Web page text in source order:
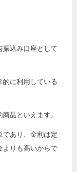
振込み口座として
的に利用している
品といえます。
であり、金利は定
よりも高いからで